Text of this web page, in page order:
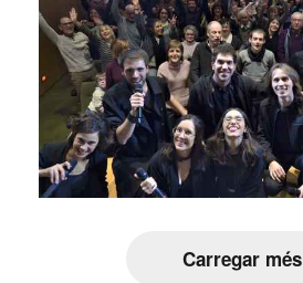
Carregar més